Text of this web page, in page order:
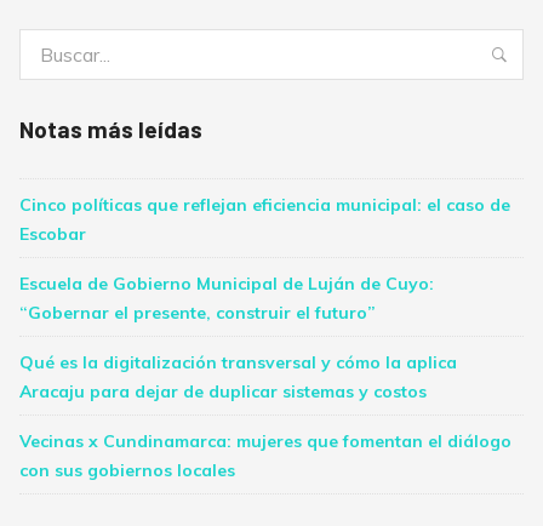
Notas más leídas
Cinco políticas que reflejan eficiencia municipal: el caso de
Escobar
Escuela de Gobierno Municipal de Luján de Cuyo:
“Gobernar el presente, construir el futuro”
Qué es la digitalización transversal y cómo la aplica
Aracaju para dejar de duplicar sistemas y costos
Vecinas x Cundinamarca: mujeres que fomentan el diálogo
con sus gobiernos locales